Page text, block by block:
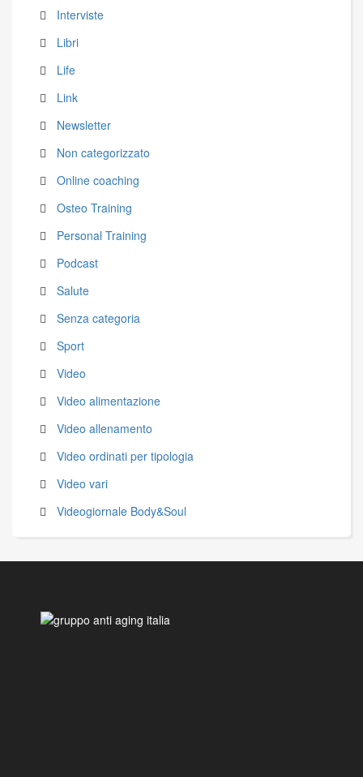
Interviste
Libri
Life
Link
Newsletter
Non categorizzato
Online coaching
Osteo Training
Personal Training
Podcast
Salute
Senza categoria
Sport
Video
Video alimentazione
Video allenamento
Video ordinati per tipologia
Video vari
Videogiornale Body&Soul